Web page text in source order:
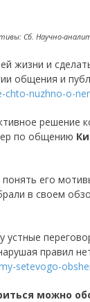
Сб. Научно-
жизни и
общения и
chto-nuzhno-o-
решение
по общению
его
в своем
правил
setevogo-
можно